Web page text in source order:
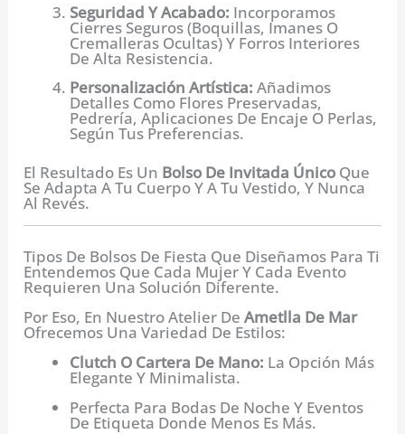
Seguridad Y Acabado: Incorporamos
Cierres Seguros (boquillas, Imanes O
Cremalleras Ocultas) Y Forros Interiores
De Alta Resistencia.
Personalización Artística: Añadimos
Detalles Como Flores Preservadas,
Pedrería, Aplicaciones De Encaje O Perlas,
Según Tus Preferencias.
El Resultado Es Un Bolso De Invitada Único Que
Se Adapta A Tu Cuerpo Y A Tu Vestido, Y Nunca
Al Revés.
Tipos De Bolsos De Fiesta Que Diseñamos Para Ti
Entendemos Que Cada Mujer Y Cada Evento
Requieren Una Solución Diferente.
Por Eso, En Nuestro Atelier DeAmetlla De Mar
Ofrecemos Una Variedad De Estilos:
Clutch O Cartera De Mano: La Opción Más
Elegante Y Minimalista.
Perfecta Para Bodas De Noche Y Eventos
De Etiqueta Donde Menos Es Más.